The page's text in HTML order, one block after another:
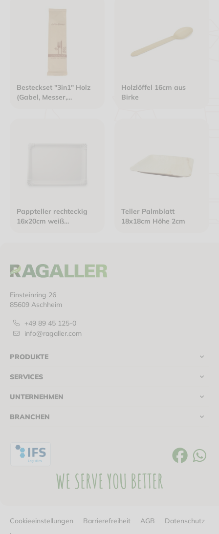
Besteckset "3in1" Holz
(Gabel, Messer,
Holzlöffel 16cm aus
Birke
Pappteller rechteckig
16x20cm weiß
Teller Palmblatt
18x18cm Höhe 2cm
Einsteinring 26
85609 Aschheim
+49 89 45 125-0
info@ragaller.com
PRODUKTE
SERVICES
UNTERNEHMEN
BRANCHEN
WE SERVE YOU BETTER
Cookieeinstellungen Barrierefreiheit AGB
Datenschutz